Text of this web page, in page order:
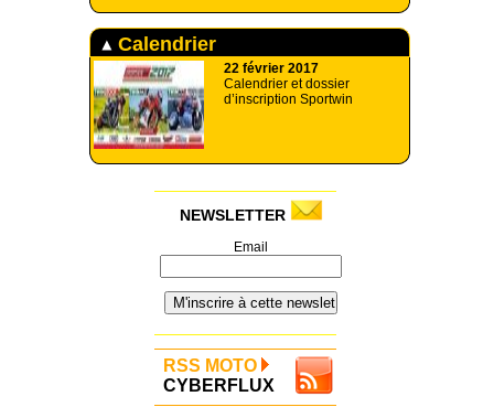
Calendrier
22 février 2017
Calendrier et dossier
d’inscription Sportwin
NEWSLETTER
Email
RSS MOTO
CYBERFLUX